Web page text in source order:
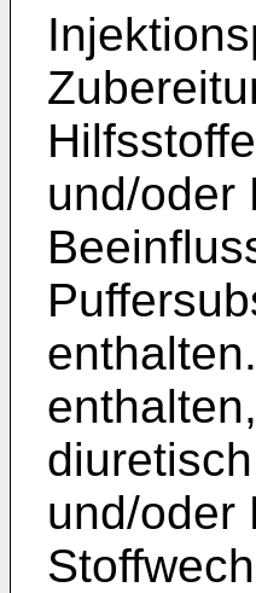
und/oder
und/oder